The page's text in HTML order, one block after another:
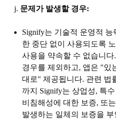
j. 문제가 발생할 경우:
Signify는 기술적 운영적
한 중단 없이 사용되도록
사용을 약속할 수 없습니
경우를 제외하고, 앱은 "있
대로" 제공됩니다. 관련 법
까지 Signify는 상업성, 특
비침해성에 대한 보증, 또
발생하는 일체의 보증을